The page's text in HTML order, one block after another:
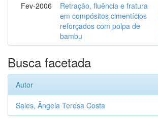
Fev-2006
Retração, fluência e fratura
em compósitos cimentícios
reforçados com polpa de
bambu
Busca facetada
Autor
Sales, Ângela Teresa Costa